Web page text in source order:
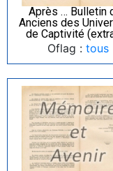
Après … Bulletin
Anciens des
de Captivité
Oflag : tous